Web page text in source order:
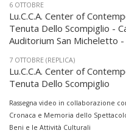
6 OTTOBRE
Lu.C.C.A. Center of
Tenuta Dello Scompiglio -
Auditorium San Micheletto
7 OTTOBRE (REPLICA)
Lu.C.C.A. Center of
Tenuta Dello Scompiglio
Rassegna video in collaborazione
Cronaca e Memoria dello
Beni e le Attività Culturali